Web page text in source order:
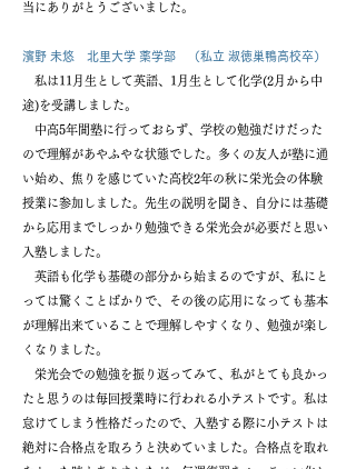
当にありがとうございました。
濱野 未悠 北里大学 薬学部 （私立 淑徳巣鴨高校卒）
私は11月生として英語、1月生として化学(2月から中
途)を受講しました。
中高5年間塾に行っておらず、学校の勉強だけだった
ので理解があやふやな状態でした。多くの友人が塾に通
い始め、焦りを感じていた高校2年の秋に栄光会の体験
授業に参加しました。先生の説明を聞き、自分には基礎
から応用までしっかり勉強できる栄光会が必要だと思い
入塾しました。
英語も化学も基礎の部分から始まるのですが、私にと
っては驚くことばかりで、その後の応用になっても基本
が理解出来ていることで理解しやすくなり、勉強が楽し
くなりました。
栄光会での勉強を振り返ってみて、私がとても良かっ
たと思うのは毎回授業時に行われる小テストです。私は
怠けてしまう性格だったので、入塾する際に小テストは
絶対に合格点を取ろうと決めていました。合格点を取れ